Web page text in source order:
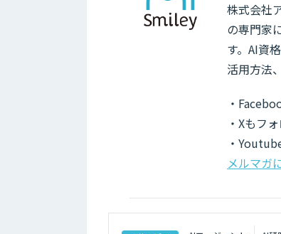
株式会社
の専門家
す。AI資
活用方法
・
・Xもフ
・
メルマガ